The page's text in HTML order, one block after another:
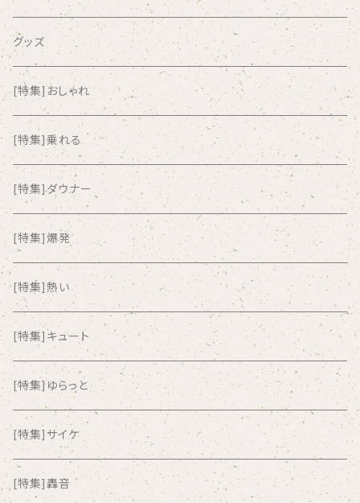
airlie
AKUTAGAWA FANCLUB
ALKASILKA
all about paradise
ALL ITEM 10 TIMES
Amia Calva
Amsterdamned
ANYO
And Summer Club
anticlockwise
グッズ
[特集]おしゃれ
[特集]乗れる
[特集]ダウナー
[特集]爆発
[特集]熱い
[特集]キュート
[特集]ゆらっと
[特集]サイケ
[特集]轟音